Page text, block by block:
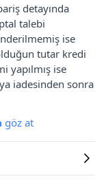
detayında
talebi
ise
tutar kredi
yapılmış ise
iadesinden sonra
göz at